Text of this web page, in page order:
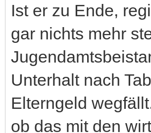
Ist er zu Ende,
gar nichts mehr
Unterhalt nach
Elterngeld
ob das mit den